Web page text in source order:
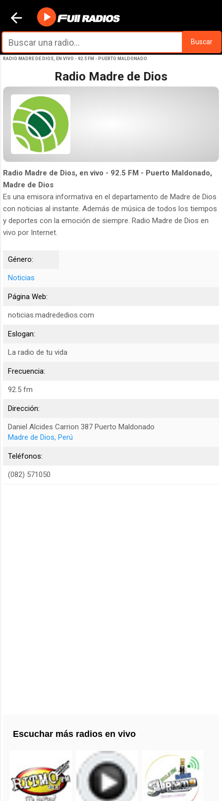
Ir al contenido principal
Buscar
RADIO MADRE DE DIOS, EN VIVO - 92.5 FM - PUERTO MALDONADO
Radio Madre de Dios
Radio Madre de Dios, en vivo - 92.5 FM - Puerto Maldonado,
Madre de Dios
Es una emisora informativa en el departamento de Madre de Dios
con noticias al instante. Además de música de todos los tiempos
y deportes con la emoción de siempre. Radio Madre de Dios en
vivo por Internet.
Género:
Noticias
Página Web:
noticias.madrededios.com
Eslogan:
La radio de tu vida
Frecuencia:
92.5 fm
Dirección:
Daniel Alcides Carrion 387 Puerto Maldonado
Madre de Dios, Perú
Teléfonos:
(082) 571050
Escuchar más radios en vivo